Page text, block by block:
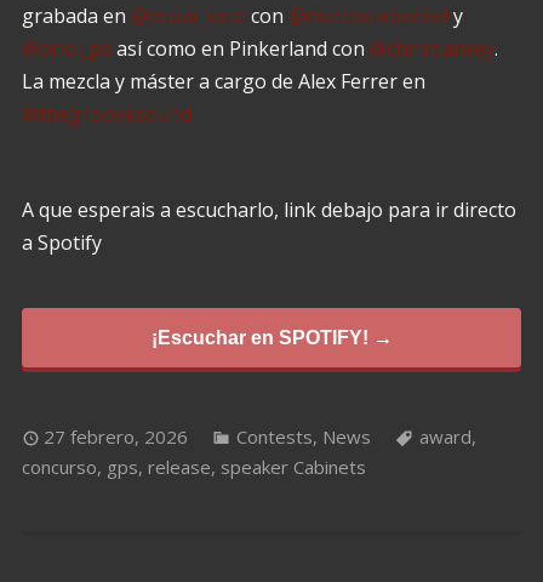
grabada en @espai_local con @marcboixberbel y
@oriol_ps así como en Pinkerland con @christianrey.
La mezcla y máster a cargo de Alex Ferrer en
@thegroovesound
A que esperais a escucharlo, link debajo para ir directo
a Spotify
¡Escuchar en SPOTIFY! →
27 febrero, 2026 Contests, News award,
concurso, gps, release, speaker Cabinets